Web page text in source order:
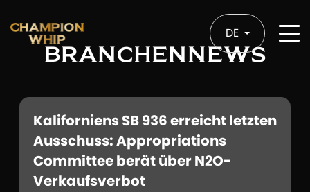
DE
BRANCHENNEWS
Kaliforniens SB 936 erreicht letzten
Ausschuss: Appropriations
Committee berät über N2O-
Verkaufsverbot